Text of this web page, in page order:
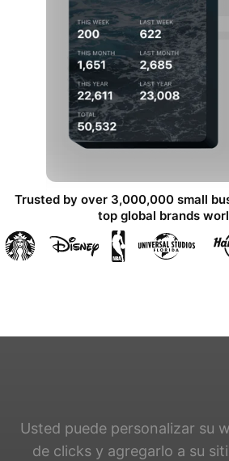
Trusted by over 3,000,000 small
top global brands
Usted puede personalizar su
de clicks y agregarlo a su